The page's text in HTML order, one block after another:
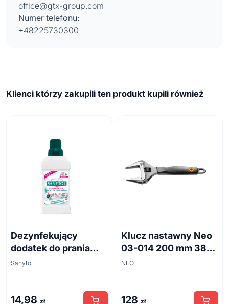
office@gtx-group.com
Numer telefonu:
+48225730300
Klienci którzy zakupili ten produkt kupili również
Dezynfekujący
dodatek do prania
białe kwiaty 500ml
Sanytol
14,98 zł
Klucz nastawny Neo
03-014 200 mm 38
mm
NEO
128 zł